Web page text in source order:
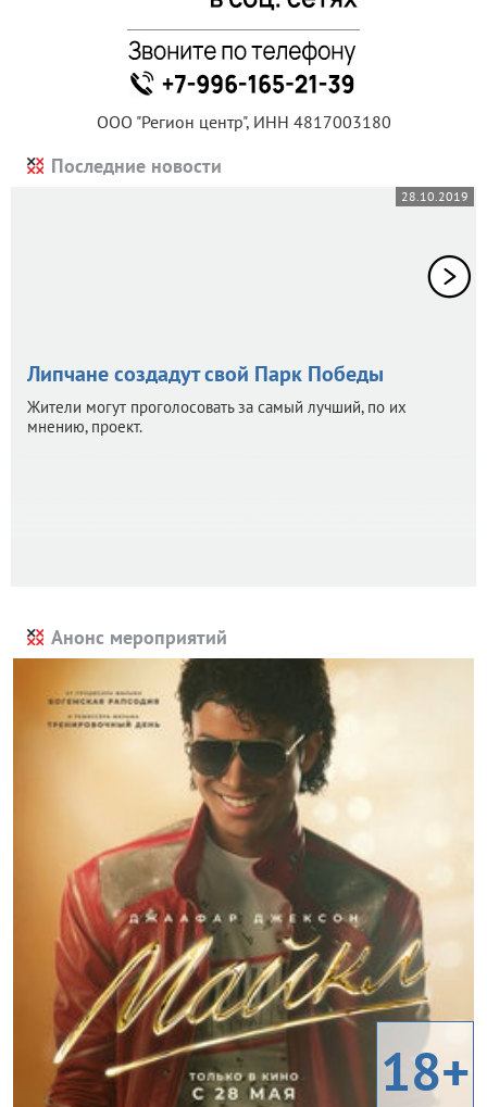
ООО "Регион центр", ИНН 4817003180
Последние новости
28.10.2019
Липчане создадут свой Парк Победы
Жители могут проголосовать за самый лучший, по их
мнению, проект.
Анонс мероприятий
18+